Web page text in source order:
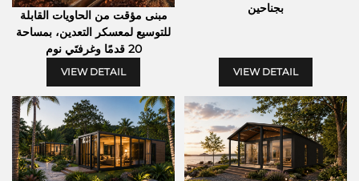
بجناحين
VIEW DETAIL
مبنى مؤقت من الحاويات القابلة
للتوسيع لمعسكر التعدين، بمساحة
20 قدمًا وغرفتَي نوم
VIEW DETAIL